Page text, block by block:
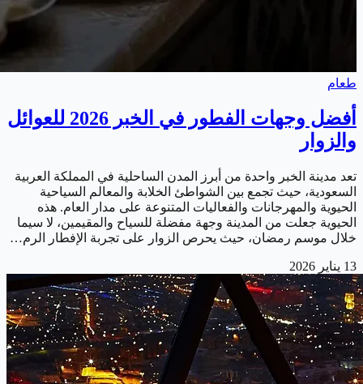
طعام
أفضل وجهات الفطور في الخبر 2026 للعوائل
والزوار
تعد مدينة الخبر واحدة من أبرز المدن الساحلية في المملكة العربية
السعودية، حيث تجمع بين الشواطئ الخلابة والمعالم السياحية
الحيوية والمهرجانات والفعاليات المتنوعة على مدار العام. هذه
الحيوية جعلت من المدينة وجهة مفضلة للسياح والمقيمين، لا سيما
خلال موسم رمضان، حيث يحرص الزوار على تجربة الإفطار الرم…
13 يناير 2026